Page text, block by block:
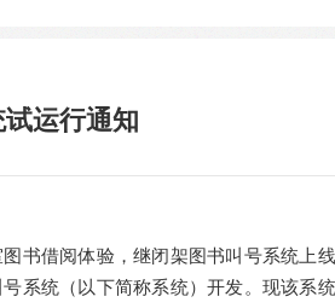
运行通知
书借阅体验，继闭架图书叫号系统上
系统（以下简称系统）开发。现该系